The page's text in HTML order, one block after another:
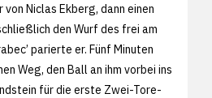
Niclas Ekberg, dann einen
den Wurf des frei am
parierte er. Fünf Minuten
Weg, den Ball an ihm vorbei ins
für die erste Zwei-Tore-